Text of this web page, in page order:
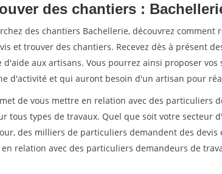
des chantiers :
des chantiers Bachellerie, découvrez comment
et trouver des chantiers. Recevez dès à présent
aux artisans. Vous pourrez ainsi proposer vos
d'activité et qui auront besoin d'un artisan pour
de vous mettre en relation avec des particuliers
tous types de travaux. Quel que soit votre secteur
des milliers de particuliers demandent des devis
relation avec des particuliers demandeurs de